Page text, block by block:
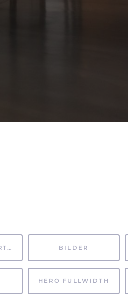
BUTTONS INVERTIERT BILDER
HERO FULLWIDTH